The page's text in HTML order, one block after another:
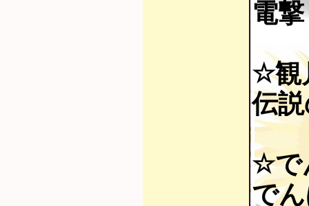
電
☆観
伝
☆で
で